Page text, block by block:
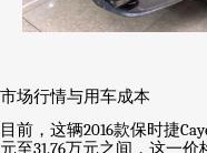
市场行情与用车成本
目前，这辆2016款保时捷
元至31.76万元之间，这一价